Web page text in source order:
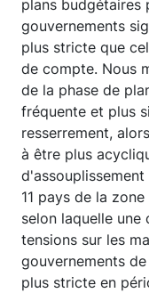
plans budgétaires
gouvernements
plus stricte que
de compte. Nous
de la phase de
fréquente et plus
resserrement,
à être plus
11 pays de la
selon laquelle
tensions sur les
gouvernements
plus stricte en